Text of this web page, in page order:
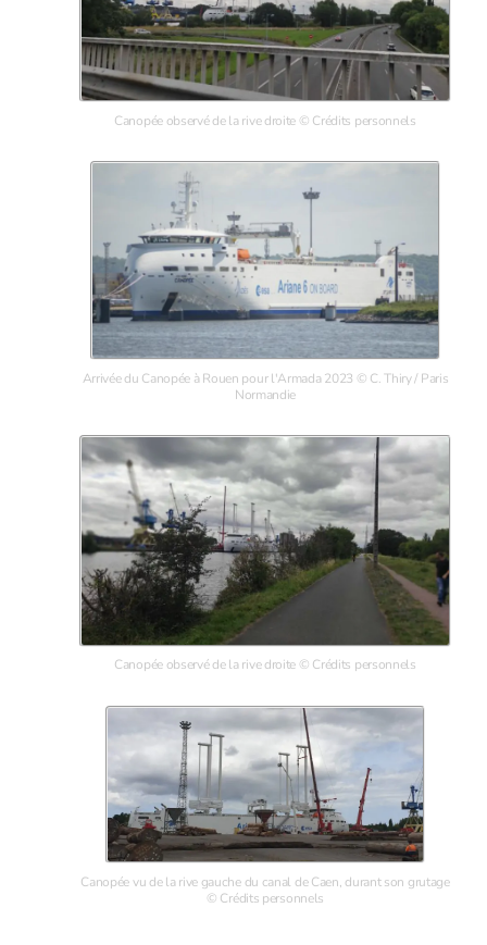
Canopée observé de la rive droite © Crédits personnels
Arrivée du Canopée à Rouen pour l'Armada 2023 © C. Thiry / Paris
Normandie
Canopée observé de la rive droite © Crédits personnels
Canopée vu de la rive gauche du canal de Caen, durant son grutage
© Crédits personnels